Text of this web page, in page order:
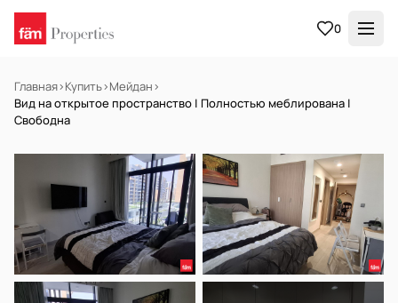
0
Главная›Купить›Мейдан›
Вид на открытое пространство | Полностью меблирована |
Свободна
Готов к заселению